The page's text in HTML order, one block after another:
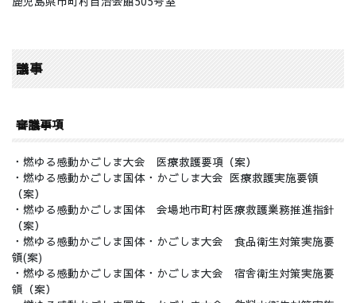
議事
審議事項
・燃ゆる感動かごしま大会 医療救護要項（案）
・燃ゆる感動かごしま国体・かごしま大会 医療救護実施要領
（案）
・燃ゆる感動かごしま国体 会場地市町村医療救護業務推進指針
（案）
・燃ゆる感動かごしま国体・かごしま大会 食品衛生対策実施要
領(案)
・燃ゆる感動かごしま国体・かごしま大会 宿舎衛生対策実施要
領（案）